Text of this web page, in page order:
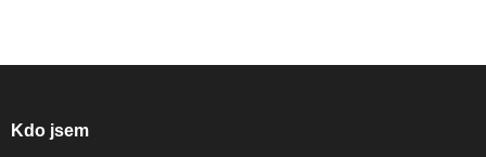
Kdo jsem